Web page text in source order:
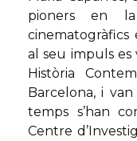
pioners en
cinematogràfics
al seu impuls es
Història
Barcelona, i
temps s’han
Centre